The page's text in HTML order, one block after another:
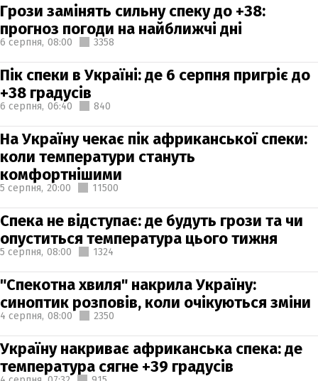
Грози замінять сильну спеку до +38:
прогноз погоди на найближчі дні
6 серпня, 08:00 3358
Пік спеки в Україні: де 6 серпня пригріє до
+38 градусів
6 серпня, 06:40 840
На Україну чекає пік африканської спеки:
коли температури стануть
комфортнішими
5 серпня, 20:00 11500
Спека не відступає: де будуть грози та чи
опуститься температура цього тижня
5 серпня, 08:00 1324
"Спекотна хвиля" накрила Україну:
синоптик розповів, коли очікуються зміни
4 серпня, 08:00 2350
Україну накриває африканська спека: де
температура сягне +39 градусів